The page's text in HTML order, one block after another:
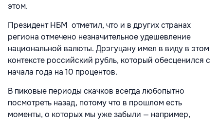
этом.
Президент НБМ отметил, что и в других странах
региона отмечено незначительное удешевление
национальной валюты. Дрэгуцану имел в виду в этом
контексте российский рубль, который обесценился с
начала года на 10 процентов.
В пиковые периоды скачков всегда любопытно
посмотреть назад, потому что в прошлом есть
моменты, о которых мы уже забыли — например,